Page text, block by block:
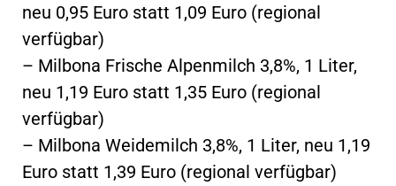
neu 0,95 Euro statt 1,09 Euro (regional
verfügbar)
– Milbona Frische Alpenmilch 3,8%, 1 Liter,
neu 1,19 Euro statt 1,35 Euro (regional
verfügbar)
– Milbona Weidemilch 3,8%, 1 Liter, neu 1,19
Euro statt 1,39 Euro (regional verfügbar)